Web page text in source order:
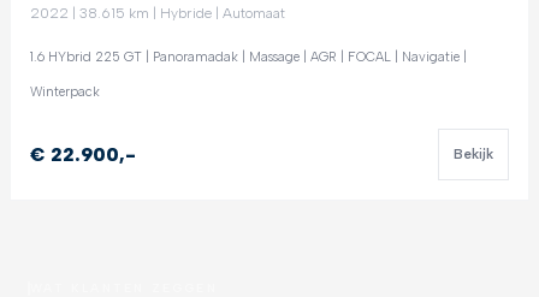
2022 | 38.615 km | Hybride | Automaat
1.6 HYbrid 225 GT | Panoramadak | Massage | AGR | FOCAL | Navigatie |
Winterpack
€ 22.900,- Bekijk